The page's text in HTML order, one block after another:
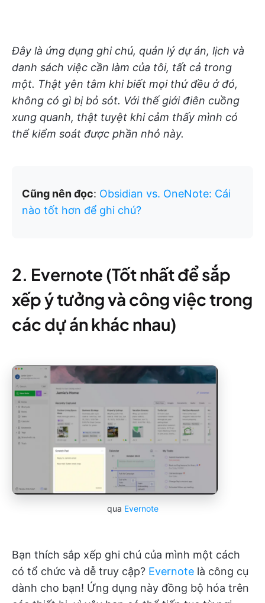
Đây là ứng dụng ghi chú, quản lý dự án, lịch và
danh sách việc cần làm của tôi, tất cả trong
một. Thật yên tâm khi biết mọi thứ đều ở đó,
không có gì bị bỏ sót. Với thế giới điên cuồng
xung quanh, thật tuyệt khi cảm thấy mình có
thể kiểm soát được phần nhỏ này.
Cũng nên đọc: Obsidian vs. OneNote: Cái
nào tốt hơn để ghi chú?
2. Evernote (Tốt nhất để sắp
xếp ý tưởng và công việc trong
các dự án khác nhau)
qua Evernote
Bạn thích sắp xếp ghi chú của mình một cách
có tổ chức và dễ truy cập? Evernote là công cụ
dành cho bạn! Ứng dụng này đồng bộ hóa trên